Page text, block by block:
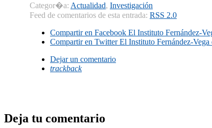
Categor�a: Actualidad, Investigación
Feed de comentarios de esta entrada: RSS 2.0
Compartir en Facebook El Instituto Fernández-
Compartir en TwitterEl Instituto Fernández-Vega
Dejar un comentario
trackback
Deja tu comentario